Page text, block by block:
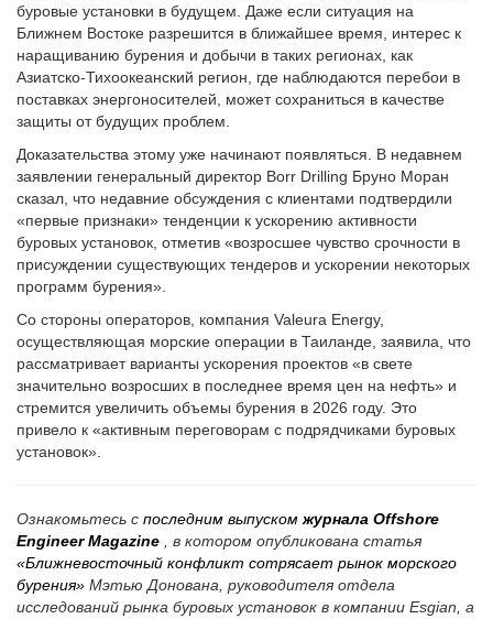
буровые установки в будущем. Даже если ситуация на
Ближнем Востоке разрешится в ближайшее время, интерес к
наращиванию бурения и добычи в таких регионах, как
Азиатско-Тихоокеанский регион, где наблюдаются перебои в
поставках энергоносителей, может сохраниться в качестве
защиты от будущих проблем.
Доказательства этому уже начинают появляться. В недавнем
заявлении генеральный директор Borr Drilling Бруно Моран
сказал, что недавние обсуждения с клиентами подтвердили
«первые признаки» тенденции к ускорению активности
буровых установок, отметив «возросшее чувство срочности в
присуждении существующих тендеров и ускорении некоторых
программ бурения».
Со стороны операторов, компания Valeura Energy,
осуществляющая морские операции в Таиланде, заявила, что
рассматривает варианты ускорения проектов «в свете
значительно возросших в последнее время цен на нефть» и
стремится увеличить объемы бурения в 2026 году. Это
привело к «активным переговорам с подрядчиками буровых
установок».
Ознакомьтесь с последним выпуском журнала Offshore
Engineer Magazine , в котором опубликована статья
«Ближневосточный конфликт сотрясает рынок морского
бурения» Мэтью Донована, руководителя отдела
исследований рынка буровых установок в компании Esgian, а